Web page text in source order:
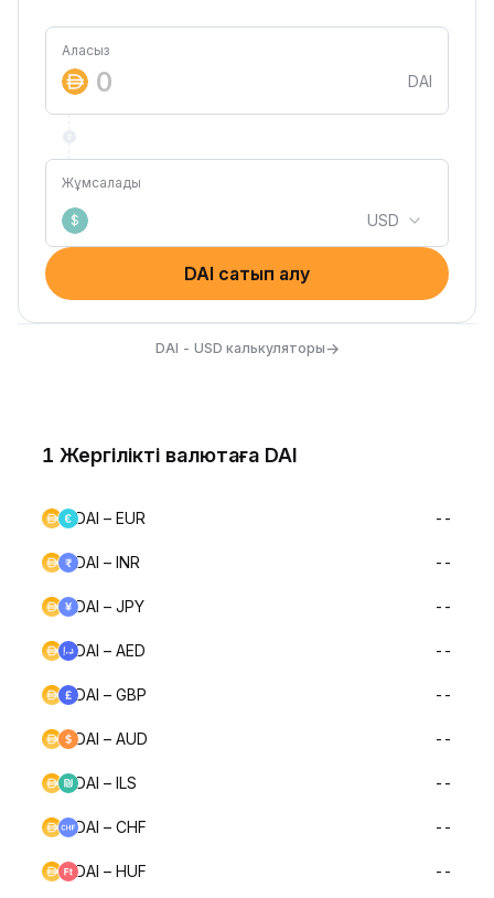
Аласыз
DAI
Жұмсалады
$ USD
DAI сатып алу
DAI - USD калькуляторы→
1 Жергілікті валютаға DAI
DAI – EUR --
DAI – INR --
DAI – JPY --
DAI – AED --
DAI – GBP --
DAI – AUD --
DAI – ILS --
DAI – CHF --
DAI – HUF --